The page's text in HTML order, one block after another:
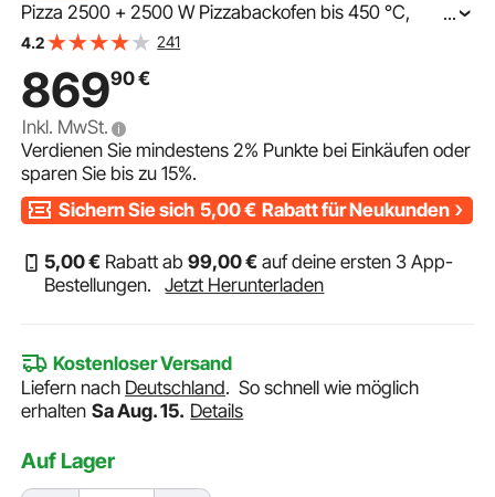
Pizza 2500 + 2500 W Pizzabackofen bis 450 °C,
Pizzamaker mit Zeit- und Temperaturregelung &
multifunktional
...
4.2 241
86990€
Inkl. MwSt.
Verdienen Sie mindestens2% Punkte bei Einkäufen oder
sparen Sie bis zu15%.
Sichern Sie sich 5,00€ Rabatt für Neukunden
5,00€ Rabatt ab99,00€ auf deine ersten 3 App-
Bestellungen.
Jetzt Herunterladen
Kostenloser Versand
Liefern nach Deutschland.So schnell wie möglich
erhalten Sa Aug. 15. Details
Auf Lager